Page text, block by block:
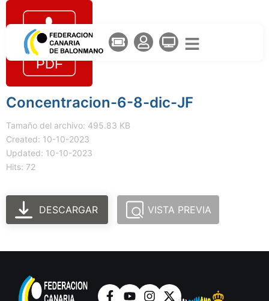
Concentracion-6-8-dic-JF
Tamaño del archivo: 495.83 KB
Created: 10-10-2023
Updated: 10-10-2023
Hits: 72
DESCARGAR VISTA PREVIA